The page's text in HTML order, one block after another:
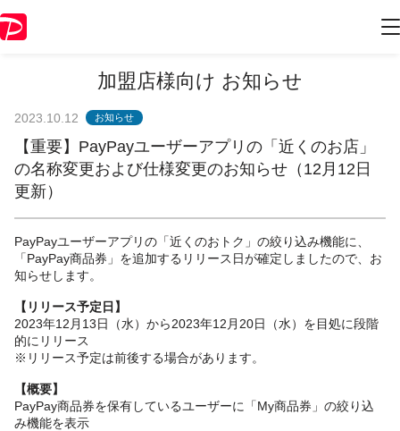
加盟店様向け お知らせ
2023.10.12 お知らせ
【重要】PayPayユーザーアプリの「近くのお店」
の名称変更および仕様変更のお知らせ（12月12日
更新）
PayPayユーザーアプリの「近くのおトク」の絞り込み機能に、
「PayPay商品券」を追加するリリース日が確定しましたので、お
知らせします。
【リリース予定日】
2023年12月13日（水）から2023年12月20日（水）を目処に段階
的にリリース
※リリース予定は前後する場合があります。
【概要】
PayPay商品券を保有しているユーザーに「My商品券」の絞り込
み機能を表示